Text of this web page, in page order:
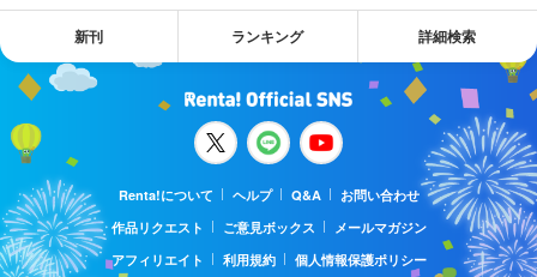
新刊 ランキング 詳細検索
Renta!について ヘルプ Q&A
お問い合わせ
作品リクエスト
ご意見ボックス
メールマガジン
アフィリエイト
利用規約 個人情報保護ポリシー